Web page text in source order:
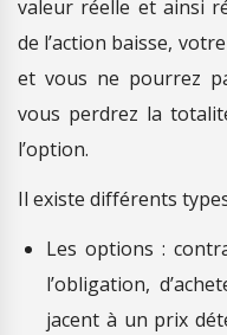
valeur réelle et ainsi
de l’action baisse,
et vous ne pourrez
vous perdrez la
l’option.
Il existe différents
Les options :
l’obligation,
jacent à un prix